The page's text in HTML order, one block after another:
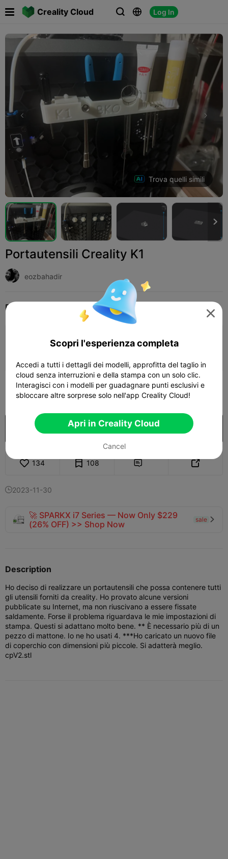
Creality Cloud   Log In
 
Trova quelli simili

Portautensili Creality K1
eozbahadir
Print Settings Stampanti 3D 
 Aggiungi configurazione stampa
25 
Acquista
134 108  
2023-11-30
🚀 SPARKX i7 Series — Now Only $229
(26% OFF) >> Shop Now
sale 
Description
Ho deciso di realizzare un portautensili che possa contenere tutti
gli utensili forniti da creality. Ho provato alcune versioni
pubblicate su Internet, ma non riuscivano a essere fissate
saldamente. Forse il problema riguardava le mie impostazioni di
stampa. Questi si adattano molto bene. ** È necessario più di un
pezzo di mattone. Io ne ho usati 4. ***Ho caricato un nuovo file
di coperchio con dimensioni più piccole. Si adatterà meglio.
cpV2.stl

Scopri l'esperienza completa
Accedi a tutti i dettagli dei modelli, approfitta del taglio in
cloud senza interruzioni e della stampa con un solo clic.
Interagisci con i modelli per guadagnare punti esclusivi e
sbloccare altre sorprese solo nell'app Creality Cloud!
Apri in Creality Cloud
Cancel